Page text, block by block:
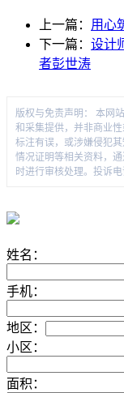
上一篇： 用心
下一篇： 设计
者彭世涛
版权与免责声明： 本网
和采集提供，并非商业
标注有误，或涉嫌侵犯
情况证明等相关资料，
时进行审核处理。投诉电
姓名：
手机：
地区：
小区：
面积：